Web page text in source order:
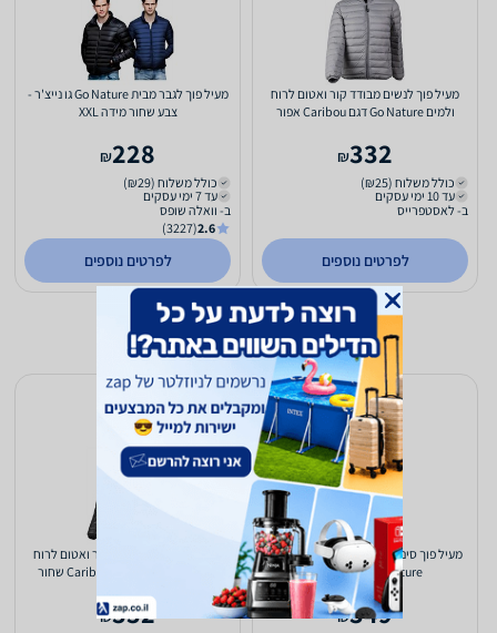
מעיל פוך לנשים מבודד קור ואטום לרוח
ולמים Go Nature דגם Caribou אפור
332
₪
כולל משלוח (₪25)
עד 10 ימי עסקים
ב- לאסטפרייס
לפרטים נוספים
מעיל פוך לגבר מבית Go Nature גו נייצ'ר -
צבע שחור מידה XXL
228
₪
כולל משלוח (₪29)
עד 7 ימי עסקים
ב- וואלה שופס
2.6
(3227)
לפרטים נוספים
מעיל פוך סינטטי לגברים מבודד קור ורוח
Go Nature דגם Walrus
349
₪
מעיל פוך לנשים מבודד קור ואטום לרוח
ולמים Go Nature דגם Caribou שחור
332
₪